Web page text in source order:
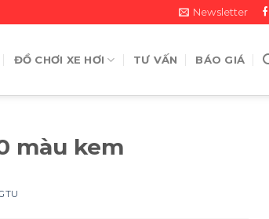
Newsletter
ĐỒ CHƠI XE HƠI TƯ VẤN BÁO GIÁ
màu kem